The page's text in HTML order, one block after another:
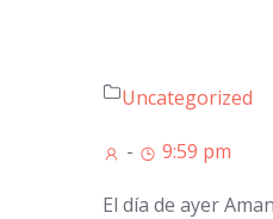
Uncategorized
- 9:59 pm
El día de ayer